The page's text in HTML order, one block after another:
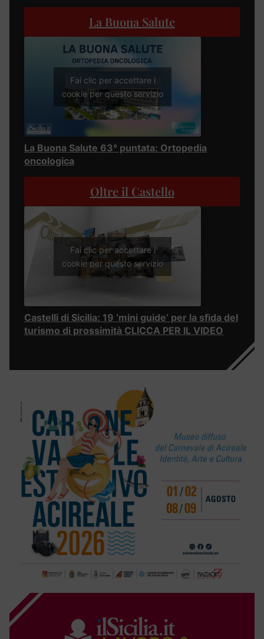
La Buona Salute
Fai clic per accettare i
cookie per questo servizio
La Buona Salute 63° puntata: Ortopedia
oncologica
Oltre il Castello
Fai clic per accettare i
cookie per questo servizio
Castelli di Sicilia: 19 ‘mini guide’ per la sfida del
turismo di prossimità CLICCA PER IL VIDEO